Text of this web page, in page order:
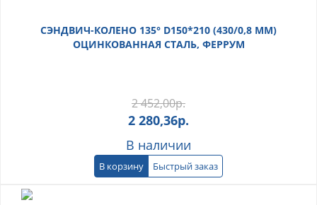
СЭНДВИЧ-КОЛЕНО 135° D150*210 (430/0,8 ММ)
ОЦИНКОВАННАЯ СТАЛЬ, ФЕРРУМ
2 452,00р.
2 280,36р.
В наличии
В корзину Быстрый заказ